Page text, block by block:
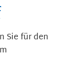
Sie für den